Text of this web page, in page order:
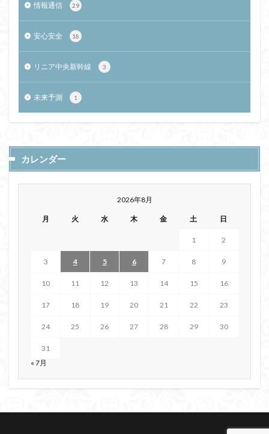
情報通信 29
安心安全 18
リニア中央新幹線 3
未来予測 1
カレンダー
2026年8月
月 火 水 木 金 土 日
1 2
3 4 5 6 7 8 9
10 11 12 13 14 15 16
17 18 19 20 21 22 23
24 25 26 27 28 29 30
31
« 7月